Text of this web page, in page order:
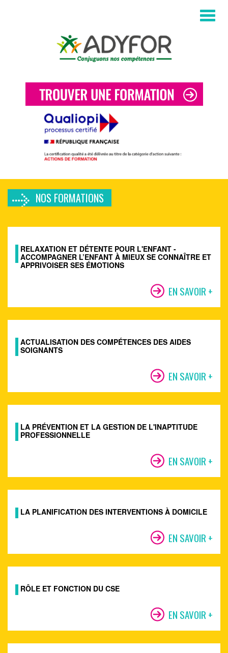
NOS FORMATIONS
RELAXATION ET DÉTENTE POUR L'ENFANT -
ACCOMPAGNER L’ENFANT À MIEUX SE CONNAÎTRE ET
APPRIVOISER SES ÉMOTIONS
EN SAVOIR +
ACTUALISATION DES COMPÉTENCES DES AIDES
SOIGNANTS
EN SAVOIR +
LA PRÉVENTION ET LA GESTION DE L'INAPTITUDE
PROFESSIONNELLE
EN SAVOIR +
LA PLANIFICATION DES INTERVENTIONS À DOMICILE
EN SAVOIR +
RÔLE ET FONCTION DU CSE
EN SAVOIR +